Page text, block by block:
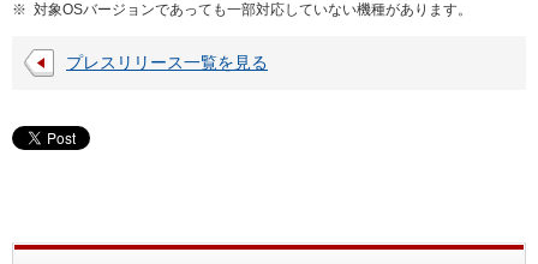
※ 対象OSバージョンであっても一部対応していない機種があります。
プレスリリース一覧を見る